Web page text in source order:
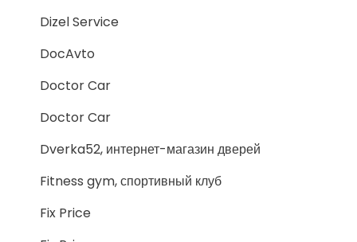
Dizel Service
DocAvto
Doctor Car
Doctor Car
Dverka52, интернет-магазин дверей
Fitness gym, спортивный клуб
Fix Price